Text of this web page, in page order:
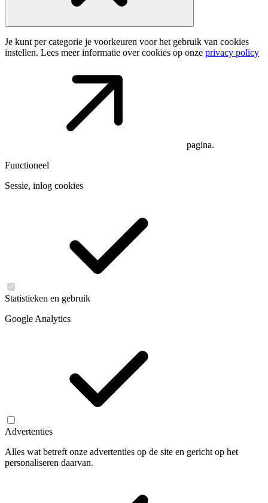
Je kunt per categorie je voorkeuren voor het gebruik van cookies
instellen. Lees meer informatie over cookies op onze privacy policy
pagina.
Functioneel
Sessie, inlog cookies
Statistieken en gebruik
Google Analytics
Advertenties
Alles wat betreft onze advertenties op de site en gericht op het
personaliseren daarvan.